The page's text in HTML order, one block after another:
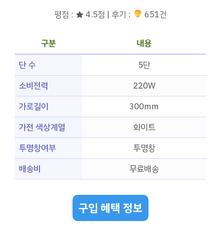
평점 : ★ 4.5점 | 후기 : 651건
구분
내용
단 수
5단
소비전력
220W
가로길이
300mm
가전 색상계열
화이트
투명창여부
투명창
배송비
무료배송
구입 혜택 정보